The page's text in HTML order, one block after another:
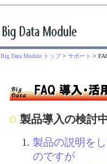
Big Data Module トップ> サポート >
製品導入の検討
製品の説明を
のですが